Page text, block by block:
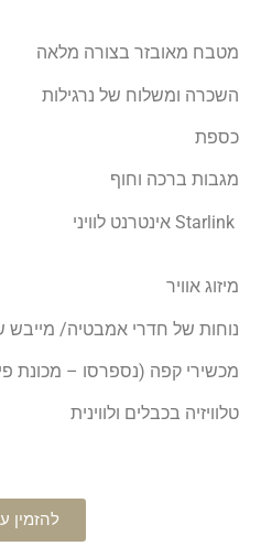
מטבח מאובזר בצורה מלאה
השכרה ומשלוח של נרגילות
כספת
מגבות ברכה וחוף
מיזוג אוויר
נוחות של חדרי אמבטיה/ מייבש
מכשירי קפה (נספרסו – מכונת
טלוויזיה בכבלים ולווינית
להזמין